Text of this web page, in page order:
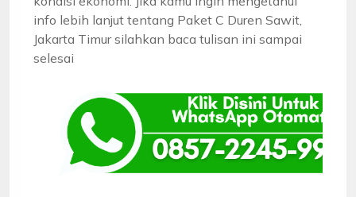
info lebih lanjut tentang Paket C Duren Sawit,
Jakarta Timur silahkan baca tulisan ini sampai
selesai